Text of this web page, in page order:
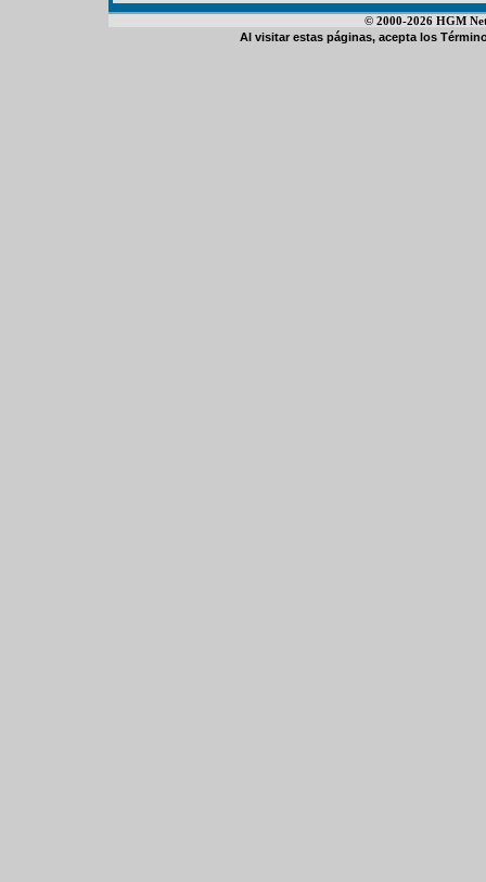
© 2000-2026 HGM
Al visitar estas páginas, acepta los